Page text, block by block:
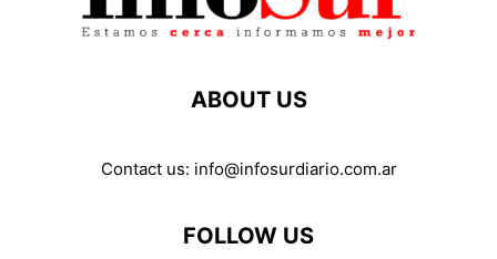
ABOUT US
Contact us: info@infosurdiario.com.ar
FOLLOW US